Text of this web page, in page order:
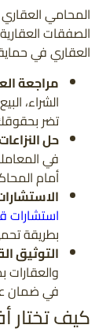
المحامي
الصفقات
العقاري في
مراجعة
الشراء،
تضر
حل
في
أمام
استشارات
بطريقة
التوثيق
في ضمان
كيف